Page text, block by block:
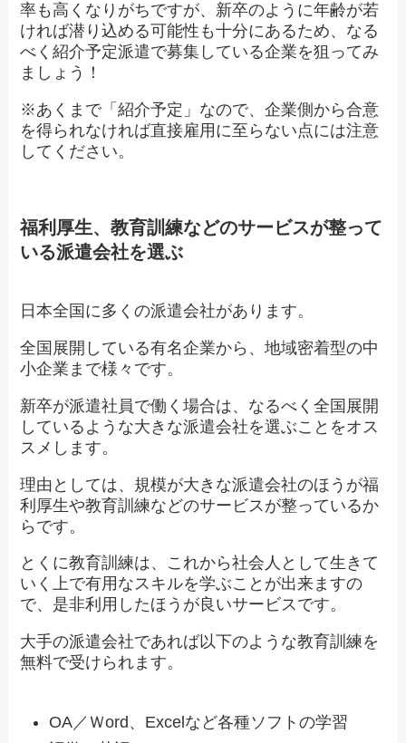
率も高くなりがちですが、新卒のように年齢が若
ければ潜り込める可能性も十分にあるため、なる
べく紹介予定派遣で募集している企業を狙ってみ
ましょう！
※あくまで「紹介予定」なので、企業側から合意
を得られなければ直接雇用に至らない点には注意
してください。
福利厚生、教育訓練などのサービスが整って
いる派遣会社を選ぶ
日本全国に多くの派遣会社があります。
全国展開している有名企業から、地域密着型の中
小企業まで様々です。
新卒が派遣社員で働く場合は、なるべく全国展開
しているような大きな派遣会社を選ぶことをオス
スメします。
理由としては、規模が大きな派遣会社のほうが福
利厚生や教育訓練などのサービスが整っているか
らです。
とくに教育訓練は、これから社会人として生きて
いく上で有用なスキルを学ぶことが出来ますの
で、是非利用したほうが良いサービスです。
大手の派遣会社であれば以下のような教育訓練を
無料で受けられます。
OA／Ｗord、Excelなど各種ソフトの学習